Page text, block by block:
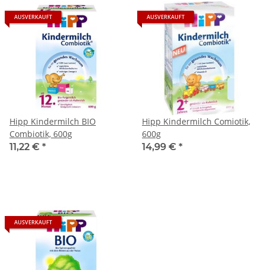
AUSVERKAUFT
Hipp Kindermilch BIO
Combiotik, 600g
11,22 € *
AUSVERKAUFT
Hipp Kindermilch Comiotik,
600g
14,99 € *
AUSVERKAUFT